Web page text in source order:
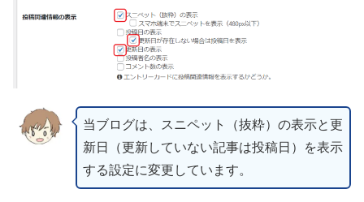
当ブログは、スニペット（抜粋）の表示と更
新日（更新していない記事は投稿日）を表示
する設定に変更しています。